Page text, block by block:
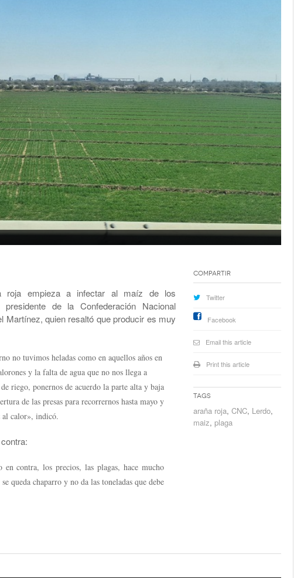
empieza a infectar al maíz de los
de la Confederación Nacional
quien resaltó que producir es muy
no tuvimos heladas como en aquellos años en
y la falta de agua que no nos llega a
riego, ponernos de acuerdo la parte alta y baja
de las presas para recorrernos hasta mayo y
al calor», indicó.
contra, los precios, las plagas, hace mucho
queda chaparro y no da las toneladas que debe
Compartir
Twitter
Facebook
Email this article
Print this article
Tags
araña roja, CNC, Lerdo,
maiz, plaga